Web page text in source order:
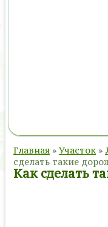
Главная »Участок »
сделать такие
Как сделать